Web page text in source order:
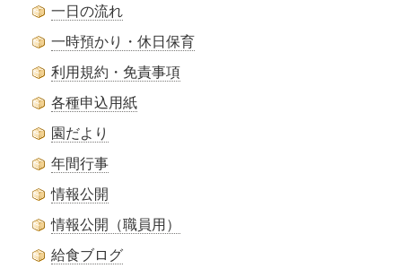
一日の流れ
一時預かり・休日保育
利用規約・免責事項
各種申込用紙
園だより
年間行事
情報公開
情報公開（職員用）
給食ブログ